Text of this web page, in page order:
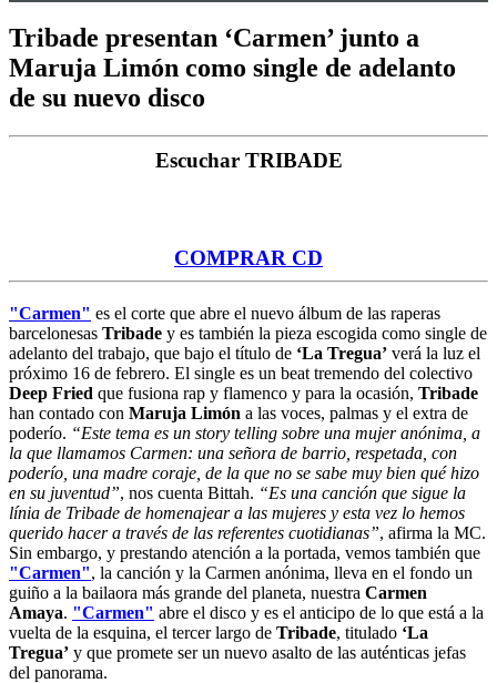
Tribade presentan ‘Carmen’ junto a
Maruja Limón como single de adelanto
de su nuevo disco
Escuchar TRIBADE
COMPRAR CD
"Carmen" es el corte que abre el nuevo álbum de las raperas
barcelonesas Tribade y es también la pieza escogida como single de
adelanto del trabajo, que bajo el título de ‘La Tregua’ verá la luz el
próximo 16 de febrero. El single es un beat tremendo del colectivo
Deep Fried que fusiona rap y flamenco y para la ocasión, Tribade
han contado con Maruja Limón a las voces, palmas y el extra de
poderío. “Este tema es un story telling sobre una mujer anónima, a
la que llamamos Carmen: una señora de barrio, respetada, con
poderío, una madre coraje, de la que no se sabe muy bien qué hizo
en su juventud”, nos cuenta Bittah. “Es una canción que sigue la
línia de Tribade de homenajear a las mujeres y esta vez lo hemos
querido hacer a través de las referentes cuotidianas”, afirma la MC.
Sin embargo, y prestando atención a la portada, vemos también que
"Carmen", la canción y la Carmen anónima, lleva en el fondo un
guiño a la bailaora más grande del planeta, nuestra Carmen
Amaya. "Carmen" abre el disco y es el anticipo de lo que está a la
vuelta de la esquina, el tercer largo de Tribade, titulado ‘La
Tregua’ y que promete ser un nuevo asalto de las auténticas jefas
del panorama.